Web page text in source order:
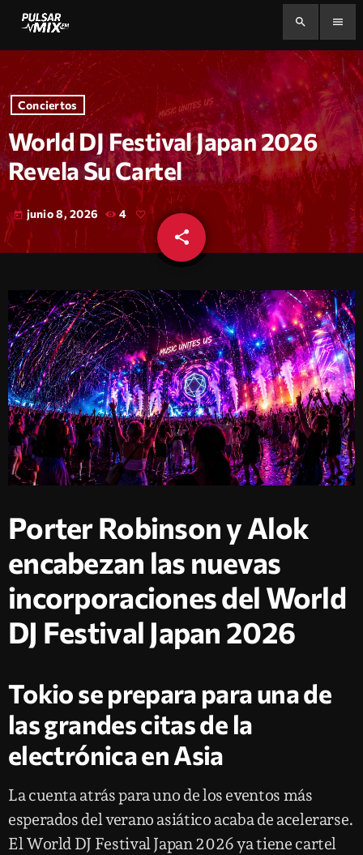
search menu
Conciertos
World DJ Festival Japan 2026
Revela Su Cartel
today junio 8, 2026 4
share
email
Porter Robinson y Alok
encabezan las nuevas
incorporaciones del World
DJ Festival Japan 2026
Tokio se prepara para una de
las grandes citas de la
electrónica en Asia
La cuenta atrás para uno de los eventos más
esperados del verano asiático acaba de acelerarse.
El World DJ Festival Japan 2026 ya tiene cartel